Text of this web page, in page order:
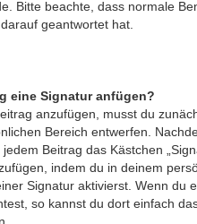
Bitte beachte, dass normale
geantwortet hat.
eine Signatur anfügen?
anzufügen, musst du
Bereich entwerfen.
Beitrag das Kästchen
indem du in deinem
Signatur aktivierst. Wenn du
so kannst du dort einfach